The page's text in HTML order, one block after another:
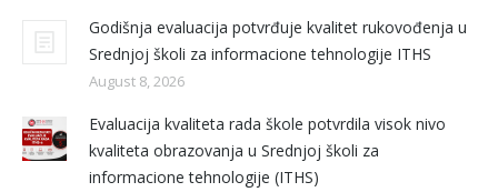
Godišnja evaluacija potvrđuje kvalitet rukovođenja u
Srednjoj školi za informacione tehnologije ITHS
August 8, 2026
Evaluacija kvaliteta rada škole potvrdila visok nivo
kvaliteta obrazovanja u Srednjoj školi za
informacione tehnologije (ITHS)